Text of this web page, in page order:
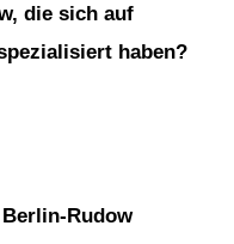
die sich auf
haben?
Rudow